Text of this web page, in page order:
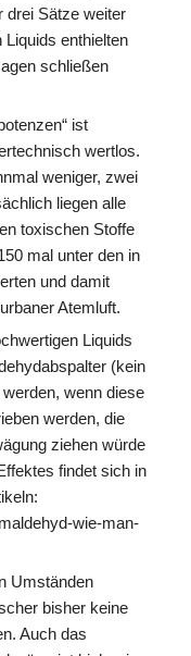
drei Sätze weiter
Liquids enthielten
schließen
ist
wertlos.
weniger, zwei
liegen alle
toxischen Stoffe
mal unter den in
und damit
Atemluft.
Liquids
(kein
wenn diese
werden, die
ziehen würde
findet sich in
wie-man-
Umständen
bisher keine
Auch das